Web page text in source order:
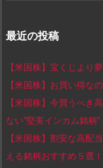
最近の投稿
【米国株】宝くじより
【米国株】お買い得な
【米国株】今買うべき
ない“堅実インカム銘柄”
【米国株】割安な高配
える銘柄おすすめ５選！